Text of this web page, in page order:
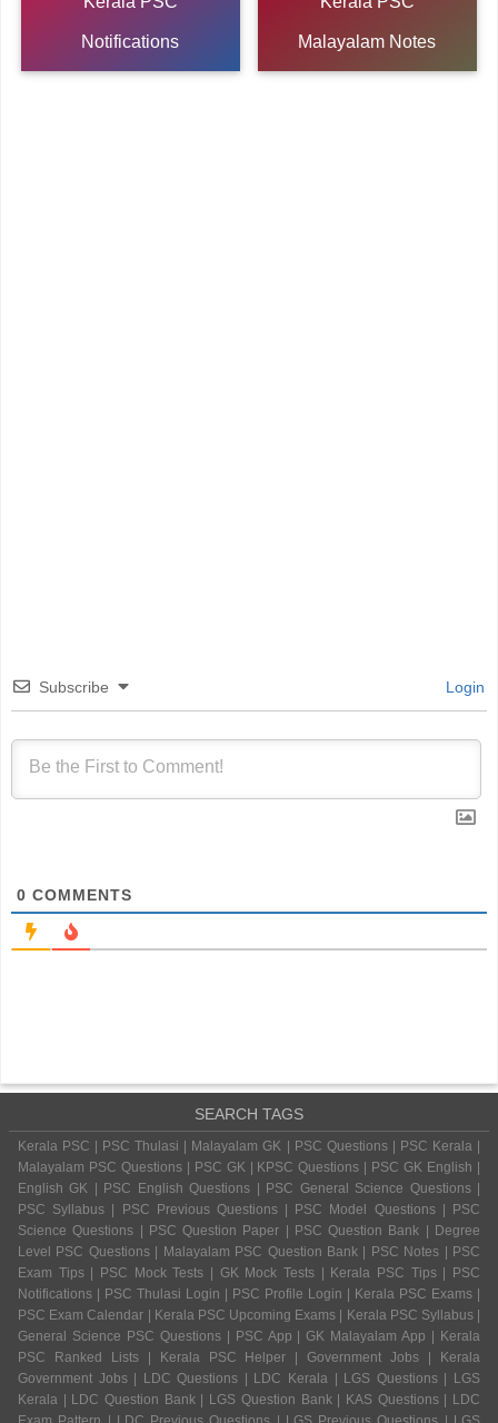
Notifications Malayalam Notes
Subscribe Login
0 COMMENTS
SEARCH TAGS
Kerala PSC | PSC Thulasi | Malayalam GK | PSC Questions | PSC Kerala |
Malayalam PSC Questions | PSC GK | KPSC Questions | PSC GK English |
English GK | PSC English Questions | PSC General Science Questions |
PSC Syllabus | PSC Previous Questions | PSC Model Questions | PSC
Science Questions | PSC Question Paper | PSC Question Bank | Degree
Level PSC Questions | Malayalam PSC Question Bank | PSC Notes | PSC
Exam Tips | PSC Mock Tests | GK Mock Tests | Kerala PSC Tips | PSC
Notifications | PSC Thulasi Login | PSC Profile Login | Kerala PSC Exams |
PSC Exam Calendar | Kerala PSC Upcoming Exams | Kerala PSC Syllabus |
General Science PSC Questions | PSC App | GK Malayalam App | Kerala
PSC Ranked Lists | Kerala PSC Helper | Government Jobs | Kerala
Government Jobs | LDC Questions | LDC Kerala | LGS Questions | LGS
Kerala | LDC Question Bank | LGS Question Bank | KAS Questions | LDC